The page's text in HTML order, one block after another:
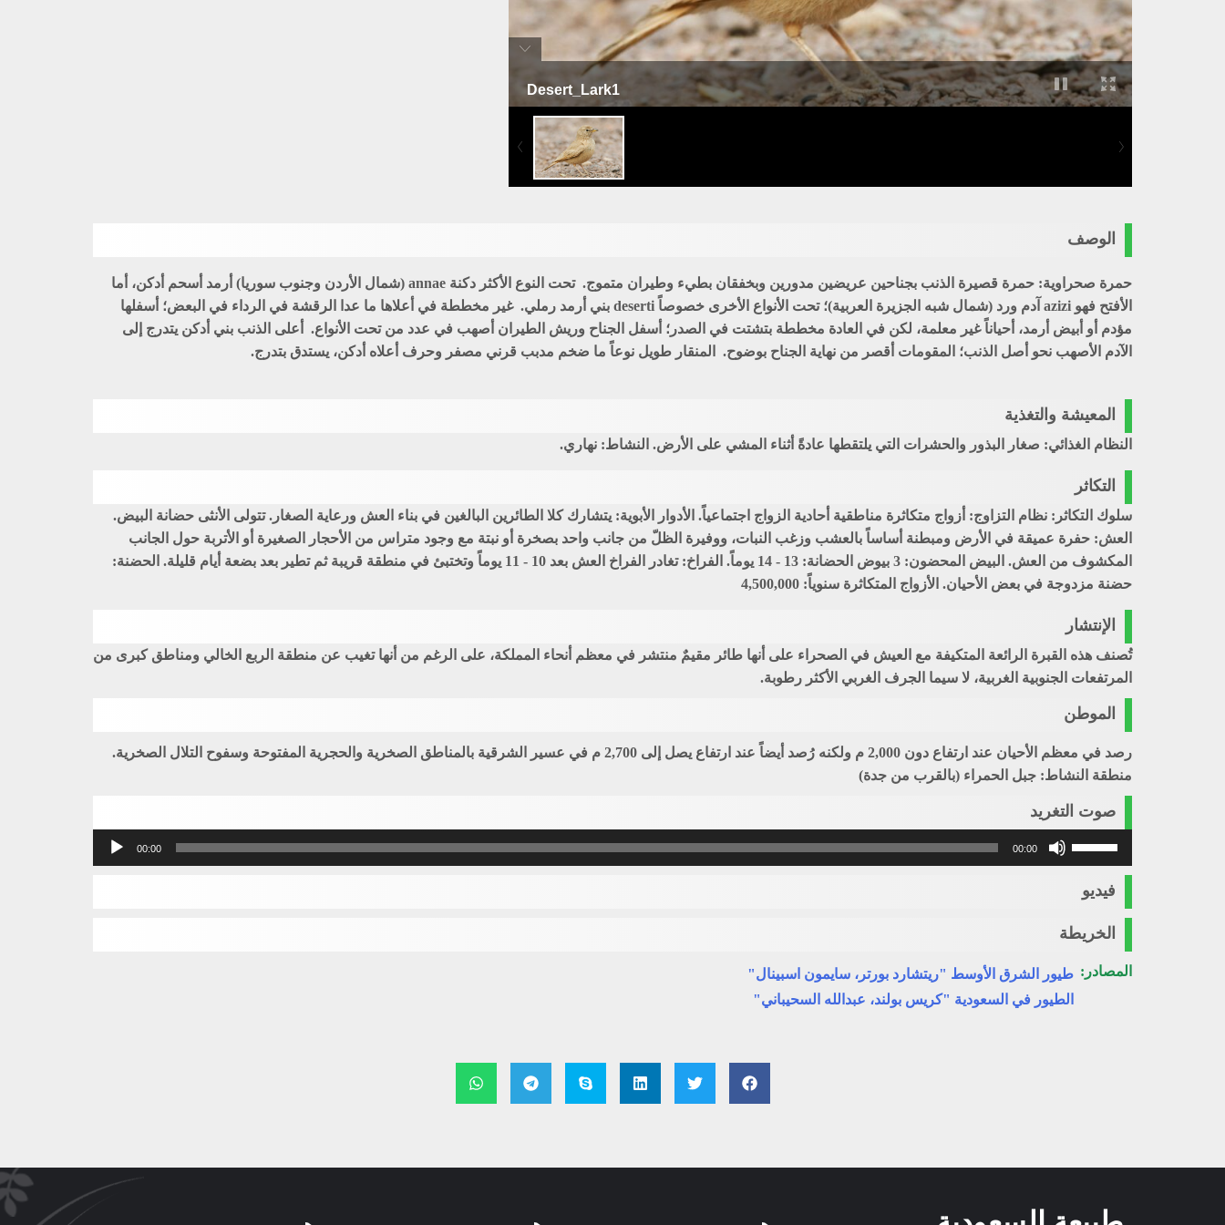
Desert_Lark1
حمرة صحراوية
الوصف
حمرة صحراوية: حمرة قصيرة الذنب بجناحين عريضين مدورين وبخفقان بطيء وطيران متموج. تحت النوع الأكثر دكنة annae (شمال الأردن وجنوب سوريا) أرمد أسحم أدكن، أما
الأفتح فهو azizi آدم ورد (شمال شبه الجزيرة العربية)؛ تحت الأنواع الأخرى خصوصاً deserti بني أرمد رملي. غير مخططة في أعلاها ما عدا الرقشة في الرداء في البعض؛ أسفلها
مؤدم أو أبيض أرمد، أحياناً غير معلمة، لكن في العادة مخططة بتشتت في الصدر؛ أسفل الجناح وريش الطيران أصهب في عدد من تحت الأنواع. أعلى الذنب بني أدكن يتدرج إلى
الآدم الأصهب نحو أصل الذنب؛ المقومات أقصر من نهاية الجناح بوضوح. المنقار طويل نوعاً ما ضخم مدبب قرني مصفر وحرف أعلاه أدكن، يستدق بتدرج.
المعيشة والتغذية
النظام الغذائي: صغار البذور والحشرات التي يلتقطها عادةً أثناء المشي على الأرض. النشاط: نهاري.
التكاثر
سلوك التكاثر: نظام التزاوج: أزواج متكاثرة مناطقية أحادية الزواج اجتماعياً. الأدوار الأبوية: يتشارك كلا الطائرين البالغين في بناء العش ورعاية الصغار. تتولى الأنثى حضانة البيض.
العش: حفرة عميقة في الأرض ومبطنة أساساً بالعشب وزغب النبات، ووفيرة الظلّ من جانب واحد بصخرة أو نبتة مع وجود متراس من الأحجار الصغيرة أو الأتربة حول الجانب
المكشوف من العش. البيض المحضون: 3 بيوض الحضانة: 13 - 14 يوماً. الفراخ: تغادر الفراخ العش بعد 10 - 11 يوماً وتختبئ في منطقة قريبة ثم تطير بعد بضعة أيام قليلة. الحضنة:
حضنة مزدوجة في بعض الأحيان. الأزواج المتكاثرة سنوياً: 4,500,000
الإنتشار
تُصنف هذه القبرة الرائعة المتكيفة مع العيش في الصحراء على أنها طائر مقيمٌ منتشر في معظم أنحاء المملكة، على الرغم من أنها تغيب عن منطقة الربع الخالي ومناطق كبرى من
المرتفعات الجنوبية الغربية، لا سيما الجرف الغربي الأكثر رطوبة.
الموطن
رصد في معظم الأحيان عند ارتفاع دون 2,000 م ولكنه رُصد أيضاً عند ارتفاع يصل إلى 2,700 م في عسير الشرقية بالمناطق الصخرية والحجرية المفتوحة وسفوح التلال الصخرية.
منطقة النشاط: جبل الحمراء (بالقرب من جدة)
صوت التغريد
مشغل
الصوت
00:00 00:00
الأسهم
أعلى/
أسفل
لزيادة
أو
خفض
فيديو
الخريطة
المصادر: طيور الشرق الأوسط "ريتشارد بورتر، سايمون اسبينال"
الطيور في السعودية "كريس بولند، عبدالله السحيباني"